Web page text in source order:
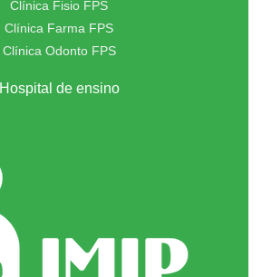
Clínica Fisio FPS
Clínica Farma FPS
Clínica Odonto FPS
Hospital de ensino